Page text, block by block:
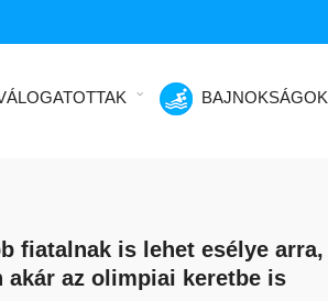
BAJNOKSÁGOK
fiatalnak is lehet esélye arra,
akár az olimpiai keretbe is